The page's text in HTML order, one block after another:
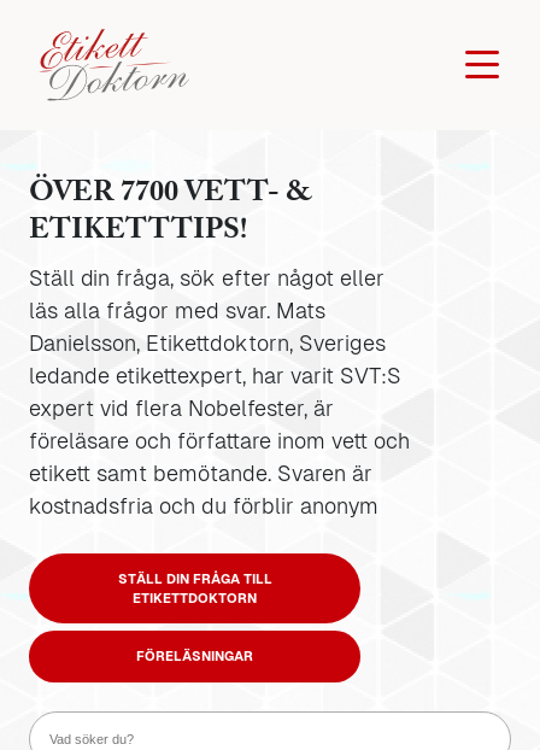
ÖVER 7700 VETT- &
ETIKETTTIPS!
Ställ din fråga, sök efter något eller
läs alla frågor med svar. Mats
Danielsson, Etikettdoktorn, Sveriges
ledande etikettexpert, har varit SVT:S
expert vid flera Nobelfester, är
föreläsare och författare inom vett och
etikett samt bemötande. Svaren är
kostnadsfria och du förblir anonym
STÄLL DIN FRÅGA TILL
ETIKETTDOKTORN
FÖRELÄSNINGAR